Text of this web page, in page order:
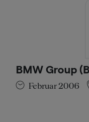
BMW Group
Februar 2006